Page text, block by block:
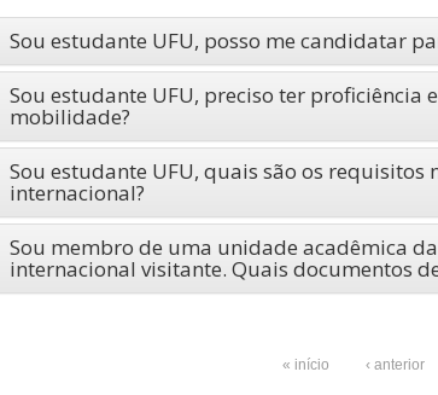
Sou estudante UFU, posso me candidatar
Sou estudante UFU, preciso ter
mobilidade?
Sou estudante UFU, quais são os
internacional?
Sou membro de uma unidade acadêmica
internacional visitante. Quais documentos
« início ‹ anterior